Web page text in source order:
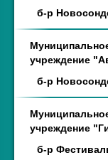
б-р
учреждение
б-р
учреждение
б-р